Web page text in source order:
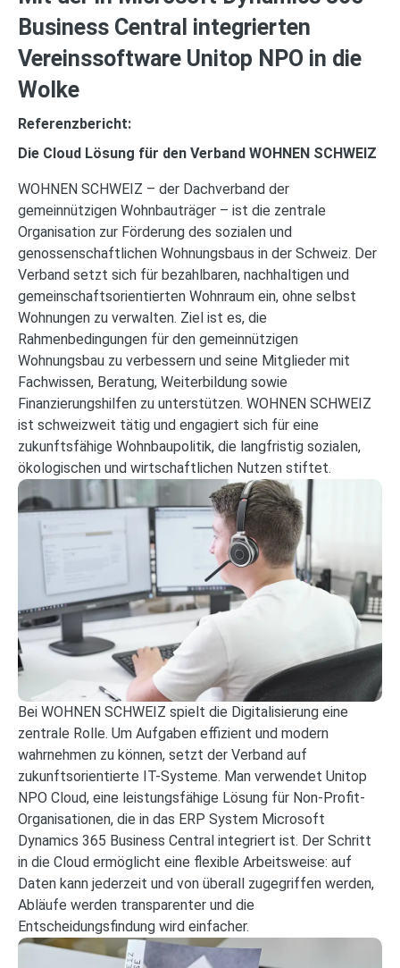
Business Central integrierten
Vereinssoftware Unitop NPO in die
Wolke
Referenzbericht:
Die Cloud Lösung für den Verband WOHNEN SCHWEIZ
WOHNEN SCHWEIZ – der Dachverband der
gemeinnützigen Wohnbauträger – ist die zentrale
Organisation zur Förderung des sozialen und
genossenschaftlichen Wohnungsbaus in der Schweiz. Der
Verband setzt sich für bezahlbaren, nachhaltigen und
gemeinschaftsorientierten Wohnraum ein, ohne selbst
Wohnungen zu verwalten. Ziel ist es, die
Rahmenbedingungen für den gemeinnützigen
Wohnungsbau zu verbessern und seine Mitglieder mit
Fachwissen, Beratung, Weiterbildung sowie
Finanzierungshilfen zu unterstützen. WOHNEN SCHWEIZ
ist schweizweit tätig und engagiert sich für eine
zukunftsfähige Wohnbaupolitik, die langfristig sozialen,
ökologischen und wirtschaftlichen Nutzen stiftet.
Bei WOHNEN SCHWEIZ spielt die Digitalisierung eine
zentrale Rolle. Um Aufgaben effizient und modern
wahrnehmen zu können, setzt der Verband auf
zukunftsorientierte IT-Systeme. Man verwendet Unitop
NPO Cloud, eine leistungsfähige Lösung für Non-Profit-
Organisationen, die in das ERP System Microsoft
Dynamics 365 Business Central integriert ist. Der Schritt
in die Cloud ermöglicht eine flexible Arbeitsweise: auf
Daten kann jederzeit und von überall zugegriffen werden,
Abläufe werden transparenter und die
Entscheidungsfindung wird einfacher.